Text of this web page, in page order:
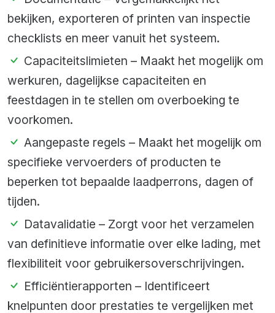
bekijken, exporteren of printen van inspectie
checklists en meer vanuit het systeem.
Capaciteitslimieten – Maakt het mogelijk om
werkuren, dagelijkse capaciteiten en
feestdagen in te stellen om overboeking te
voorkomen.
Aangepaste regels – Maakt het mogelijk om
specifieke vervoerders of producten te
beperken tot bepaalde laadperrons, dagen of
tijden.
Datavalidatie – Zorgt voor het verzamelen
van definitieve informatie over elke lading, met
flexibiliteit voor gebruikersoverschrijvingen.
Efficiëntierapporten – Identificeert
knelpunten door prestaties te vergelijken met